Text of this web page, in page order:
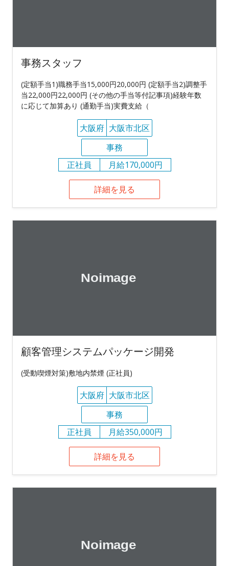
事務スタッフ
(定額手当1)職務手当15,000円20,000円 (定額手当2)調整手
当22,000円22,000円 (その他の手当等付記事項)経験年数
に応じて加算あり (通勤手当)実費支給（
大阪府 大阪市北区
事務
正社員
月給170,000円
詳細を見る
顧客管理システムパッケージ開発
(受動喫煙対策)敷地内禁煙 (正社員)
大阪府 大阪市北区
事務
正社員
月給350,000円
詳細を見る